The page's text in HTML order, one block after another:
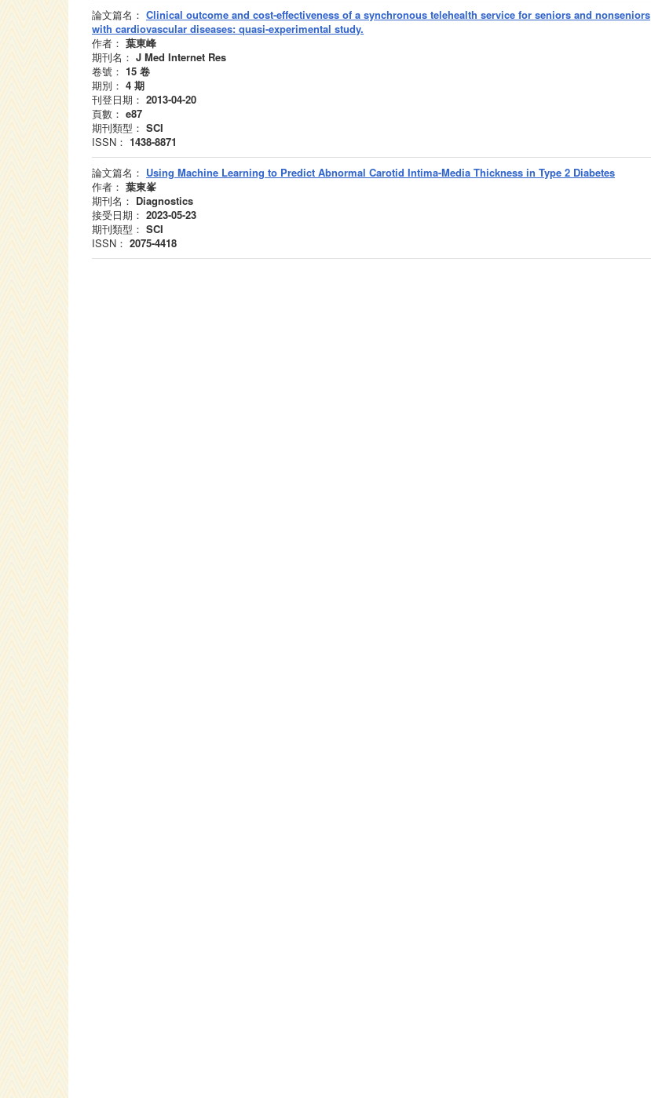
論文篇名： Clinical outcome and cost-effectiveness of a synchronous telehealth service for seniors and nonseniors
with cardiovascular diseases: quasi-experimental study.
作者： 葉東峰
期刊名： J Med Internet Res
卷號： 15 卷
期別： 4 期
刊登日期： 2013-04-20
頁數： e87
期刊類型： SCI
ISSN： 1438-8871
論文篇名： Using Machine Learning to Predict Abnormal Carotid Intima-Media Thickness in Type 2 Diabetes
作者： 葉東峯
期刊名： Diagnostics
接受日期： 2023-05-23
期刊類型： SCI
ISSN： 2075-4418